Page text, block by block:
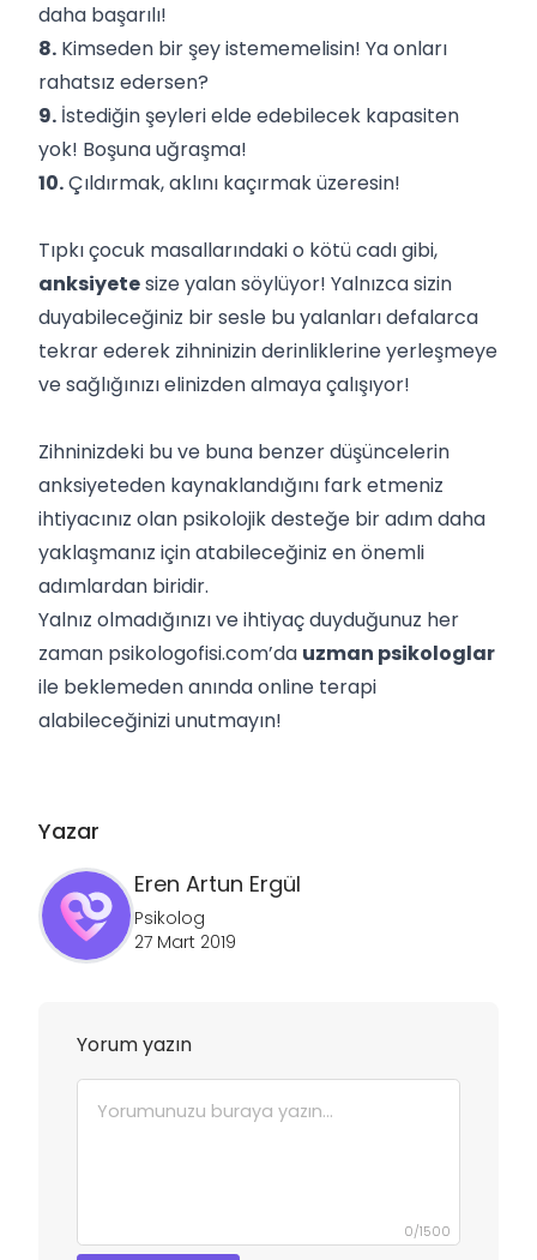
daha başarılı!
8. Kimseden bir şey istememelisin! Ya onları
rahatsız edersen?
9. İstediğin şeyleri elde edebilecek kapasiten
yok! Boşuna uğraşma!
10.Çıldırmak, aklını kaçırmak üzeresin!
Tıpkı çocuk masallarındaki o kötü cadı gibi,
anksiyetesize yalan söylüyor! Yalnızca sizin
duyabileceğiniz bir sesle bu yalanları defalarca
tekrar ederek zihninizin derinliklerine yerleşmeye
ve sağlığınızı elinizden almaya çalışıyor!
Zihninizdeki bu ve buna benzer düşüncelerin
anksiyeteden kaynaklandığını fark etmeniz
ihtiyacınız olan psikolojik desteğe bir adım daha
yaklaşmanız için atabileceğiniz en önemli
adımlardan biridir.
Yalnız olmadığınızı ve ihtiyaç duyduğunuz her
zaman psikologofisi.com’da uzman psikologlar
ile beklemeden anındaonline terapi
alabileceğinizi unutmayın!
Yazar
Eren Artun Ergül
Psikolog
27 Mart 2019
Yorum yazın
0/1500